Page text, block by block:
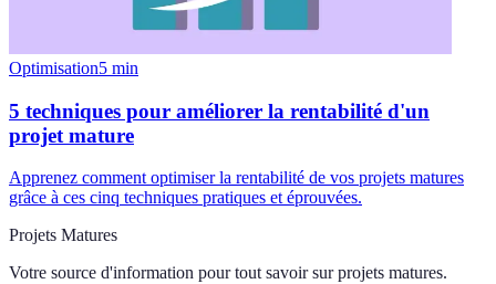
Optimisation5 min
5 techniques pour améliorer la rentabilité d'un
projet mature
Apprenez comment optimiser la rentabilité de vos projets matures
grâce à ces cinq techniques pratiques et éprouvées.
Projets Matures
Votre source d'information pour tout savoir sur projets matures.